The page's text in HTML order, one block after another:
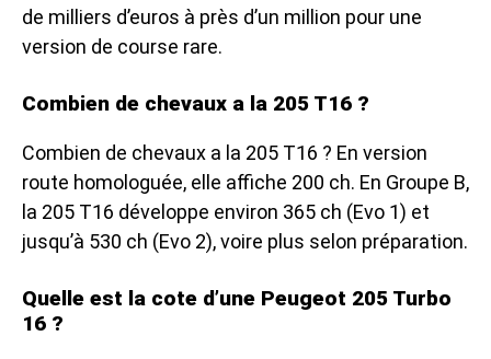
de milliers d’euros à près d’un million pour une
version de course rare.
Combien de chevaux a la 205 T16 ?
Combien de chevaux a la 205 T16 ? En version
route homologuée, elle affiche 200 ch. En Groupe B,
la 205 T16 développe environ 365 ch (Evo 1) et
jusqu’à 530 ch (Evo 2), voire plus selon préparation.
Quelle est la cote d’une Peugeot 205 Turbo
16 ?